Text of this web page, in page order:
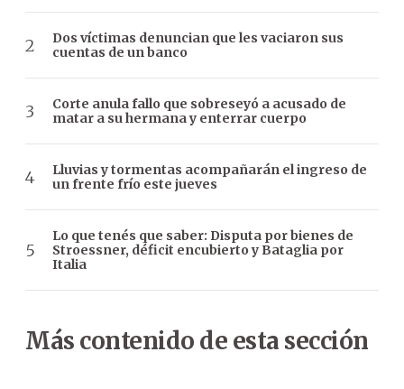
Dos víctimas denuncian que les vaciaron sus
cuentas de un banco
Corte anula fallo que sobreseyó a acusado de
matar a su hermana y enterrar cuerpo
Lluvias y tormentas acompañarán el ingreso de
un frente frío este jueves
Lo que tenés que saber: Disputa por bienes de
Stroessner, déficit encubierto y Bataglia por
Italia
Más contenido de esta sección